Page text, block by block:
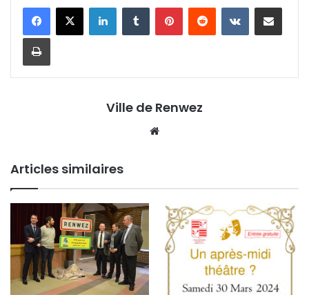
LinkedinTumblr PinterestReddit VKontaktePartager par email
Imprimer
Ville de Renwez
Articles similaires